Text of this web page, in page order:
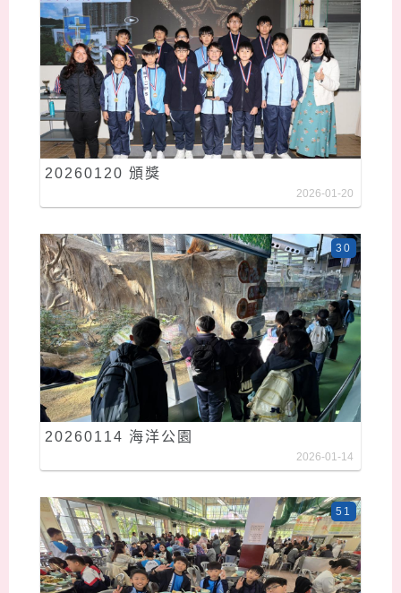
20260120 頒獎
2026-01-20
20260114 海洋公園
30
2026-01-14
51